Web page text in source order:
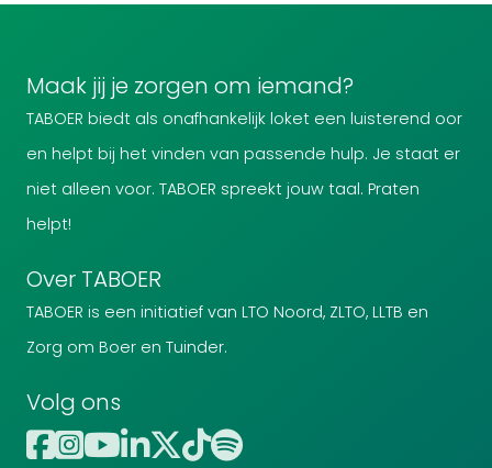
Maak jij je zorgen om iemand?
TABOER biedt als onafhankelijk loket een luisterend oor
en helpt bij het vinden van passende hulp. Je staat er
niet alleen voor. TABOER spreekt jouw taal. Praten
helpt!
Over TABOER
TABOER is een initiatief van LTO Noord, ZLTO, LLTB en
Zorg om Boer en Tuinder.
Volg ons